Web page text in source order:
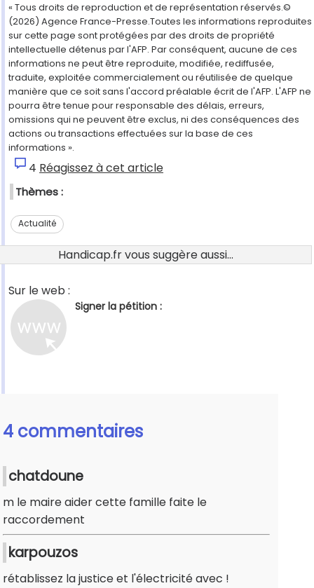
« Tous droits de reproduction et de représentation réservés.©
(2026) Agence France-Presse.Toutes les informations reproduites
sur cette page sont protégées par des droits de propriété
intellectuelle détenus par l'AFP. Par conséquent, aucune de ces
informations ne peut être reproduite, modifiée, rediffusée,
traduite, exploitée commercialement ou réutilisée de quelque
manière que ce soit sans l'accord préalable écrit de l'AFP. L'AFP ne
pourra être tenue pour responsable des délais, erreurs,
omissions qui ne peuvent être exclus, ni des conséquences des
actions ou transactions effectuées sur la base de ces
informations ».
4 Réagissez à cet article
Thèmes :
Actualité
Handicap.fr vous suggère aussi...
Sur le web :
Signer la pétition :
4 commentaires
chatdoune
m le maire aider cette famille faite le
raccordement
karpouzos
rétablissez la justice et l'électricité avec !